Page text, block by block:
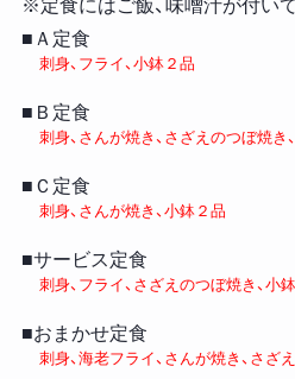
※定食にはご飯、味噌汁が付いて
■Ａ定食
刺身、フライ、小鉢２品
■Ｂ定食
刺身、さんが焼き、さざえのつぼ焼き
■Ｃ定食
刺身、さんが焼き、小鉢２品
■サービス定食
刺身、フライ、さざえのつぼ焼き、小
■おまかせ定食
刺身、海老フライ、さんが焼き、さざ